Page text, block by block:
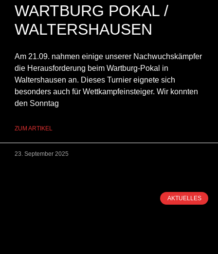
WARTBURG POKAL /
WALTERSHAUSEN
Am 21.09. nahmen einige unserer Nachwuchskämpfer
die Herausforderung beim Wartburg-Pokal in
Waltershausen an. Dieses Turnier eignete sich
besonders auch für Wettkampfeinsteiger. Wir konnten
den Sonntag
ZUM ARTIKEL
23. September 2025
AKTUELLES